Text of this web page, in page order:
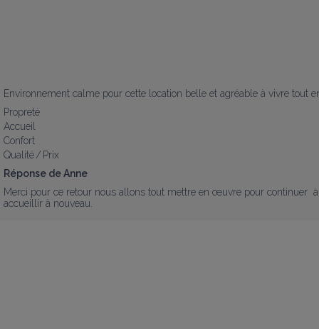
Environnement calme pour cette location belle et agréable à vivre tout
Propreté
Accueil
Confort
Qualité / Prix
Réponse de Anne
Merci pour ce retour nous allons tout mettre en œuvre pour continuer
accueillir à nouveau.